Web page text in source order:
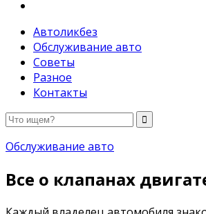
Автоликбез
Обслуживание авто
Советы
Разное
Контакты
Обслуживание авто
Все о клапанах